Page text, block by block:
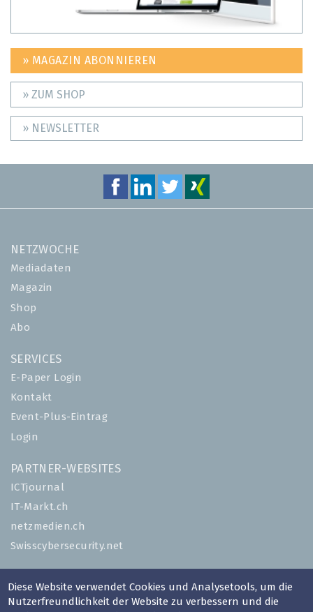
» MAGAZIN ABONNIEREN
» ZUM SHOP
» NEWSLETTER
NETZWOCHE
Mediadaten
Magazin
Shop
Abo
SERVICES
E-Paper Login
Kontakt
Event-Plus-Eintrag
Login
PARTNER-WEBSITES
ICTjournal
IT-Markt.ch
netzmedien.ch
Swisscybersecurity.net
Impressum
Diese Website verwendet Cookies und Analysetools, um die
Nutzerfreundlichkeit der Website zu verbessern und die